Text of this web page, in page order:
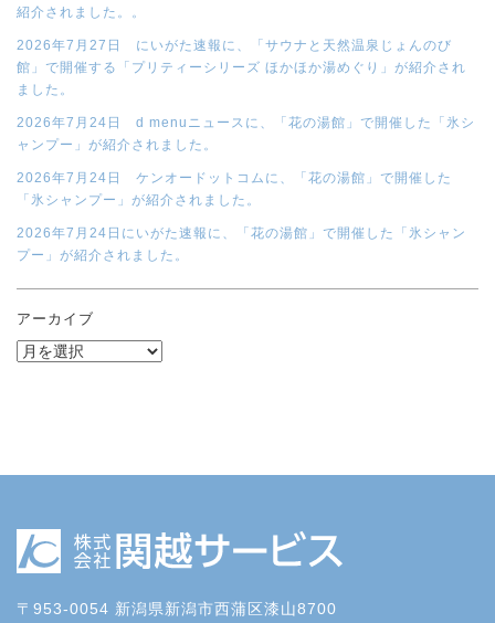
紹介されました。。
2026年7月27日 にいがた速報に、「サウナと天然温泉じょんのび
館」で開催する「プリティーシリーズ ほかほか湯めぐり」が紹介され
ました。
2026年7月24日 d menuニュースに、「花の湯館」で開催した「氷シ
ャンプー」が紹介されました。
2026年7月24日 ケンオードットコムに、「花の湯館」で開催した
「氷シャンプー」が紹介されました。
2026年7月24日にいがた速報に、「花の湯館」で開催した「氷シャン
プー」が紹介されました。
アーカイブ
〒953-0054 新潟県新潟市西蒲区漆山8700